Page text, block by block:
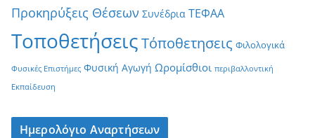
Προκηρύξεις Θέσεων Συνέδρια ΤΕΦΑΑ
ΤοποθετήσειςΤόποθετησεις Φιλολογικά
Φυσικές Επιστήμες Φυσική Αγωγή Ωρομίσθιοι περιβαλλοντική
Εκπαίδευση
Ημερολόγιο Αναρτήσεων